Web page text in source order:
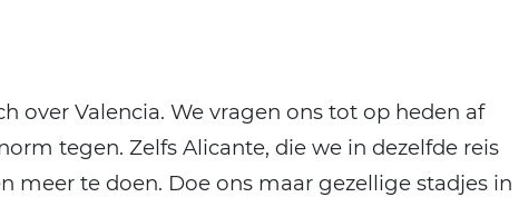
over Valencia. We vragen ons tot op heden af
tegen. Zelfs Alicante, die we in dezelfde reis
meer te doen. Doe ons maar gezellige stadjes in